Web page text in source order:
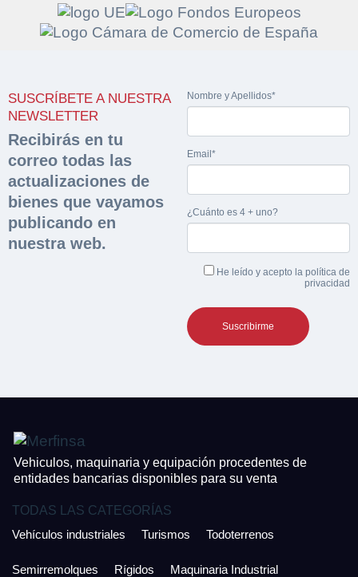
SUSCRÍBETE A NUESTRA
NEWSLETTER
Recibirás en tu
correo todas las
actualizaciones de
bienes que vayamos
publicando en
nuestra web.
Nombre y Apellidos*
Email*
¿Cuánto es 4 + uno?
He leído y acepto la política de
privacidad
Vehiculos, maquinaria y equipación procedentes de
entidades bancarias disponibles para su venta
TODAS LAS CATEGORÍAS
Vehículos industriales
Turismos Todoterrenos
Semirremolques Rígidos Maquinaria Industrial
documentación
sobre la peritación
Rellene este formulario y recibirá en su email el
enlace para descargar la documentación
Nombre y Apellidos*
Hacer Oferta
Razón social*
Teléfono*
Nombre y Apellidos*
Acepto la Política de Privacidad y las Condiciones de Uso.
continuación confirma que estás de acuerdo con ambas.
Sobre Merfinsa
Venta de bienes muebles
Vehículos